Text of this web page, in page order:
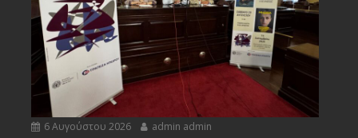
6 Αυγούστου 2026 admin admin